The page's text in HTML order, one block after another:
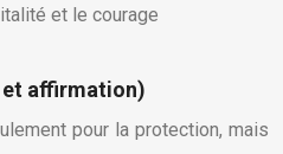
affirmation)
pour la protection, mais